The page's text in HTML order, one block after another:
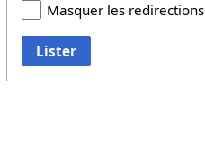
Masquer les redirections
Lister